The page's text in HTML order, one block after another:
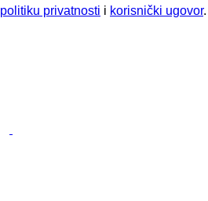
politiku privatnosti i korisnički ugovor.